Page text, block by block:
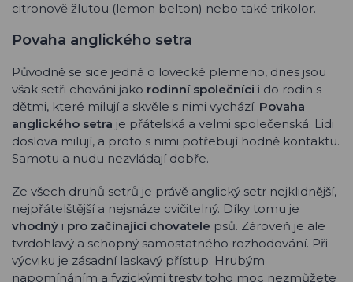
citronově žlutou (lemon belton) nebo také trikolor.
Povaha anglického setra
Původně se sice jedná o lovecké plemeno, dnes jsou
však setři chováni jako rodinní společníci i do rodin s
dětmi, které milují a skvěle s nimi vychází. Povaha
anglického setra je přátelská a velmi společenská. Lidi
doslova milují, a proto s nimi potřebují hodně kontaktu.
Samotu a nudu nezvládají dobře.
Ze všech druhů setrů je právě anglický setr nejklidnější,
nejpřátelštější a nejsnáze cvičitelný. Díky tomu je
vhodný i pro začínající chovatele psů. Zároveň je ale
tvrdohlavý a schopný samostatného rozhodování. Při
výcviku je zásadní laskavý přístup. Hrubým
napomínáním a fyzickými tresty toho moc nezmůžete